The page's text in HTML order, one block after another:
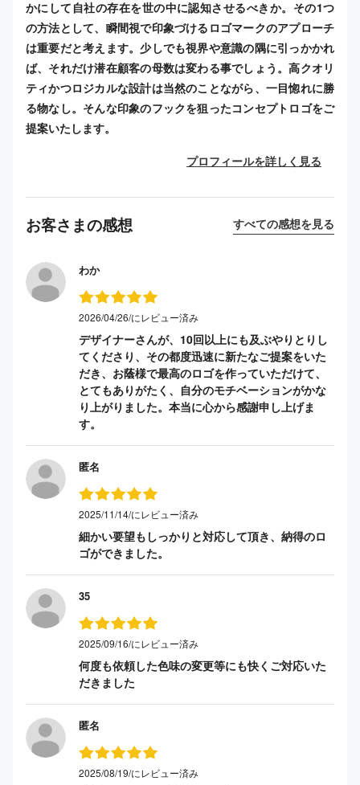
かにして自社の存在を世の中に認知させるべきか。その1つ
の方法として、瞬間視で印象づけるロゴマークのアプローチ
は重要だと考えます。少しでも視界や意識の隅に引っかかれ
ば、それだけ潜在顧客の母数は変わる事でしょう。高クオリ
ティかつロジカルな設計は当然のことながら、一目惚れに勝
る物なし。そんな印象のフックを狙ったコンセプトロゴをご
提案いたします。
プロフィールを詳しく見る
お客さまの感想 すべての感想を見る
わか
2026/04/26/にレビュー済み
デザイナーさんが、10回以上にも及ぶやりとりし
てくださり、その都度迅速に新たなご提案をいた
だき、お蔭様で最高のロゴを作っていただけて、
とてもありがたく、自分のモチベーションがかな
り上がりました。本当に心から感謝申し上げま
す。
匿名
2025/11/14/にレビュー済み
細かい要望もしっかりと対応して頂き、納得のロ
ゴができました。
35
2025/09/16/にレビュー済み
何度も依頼した色味の変更等にも快くご対応いた
だきました
匿名
2025/08/19/にレビュー済み